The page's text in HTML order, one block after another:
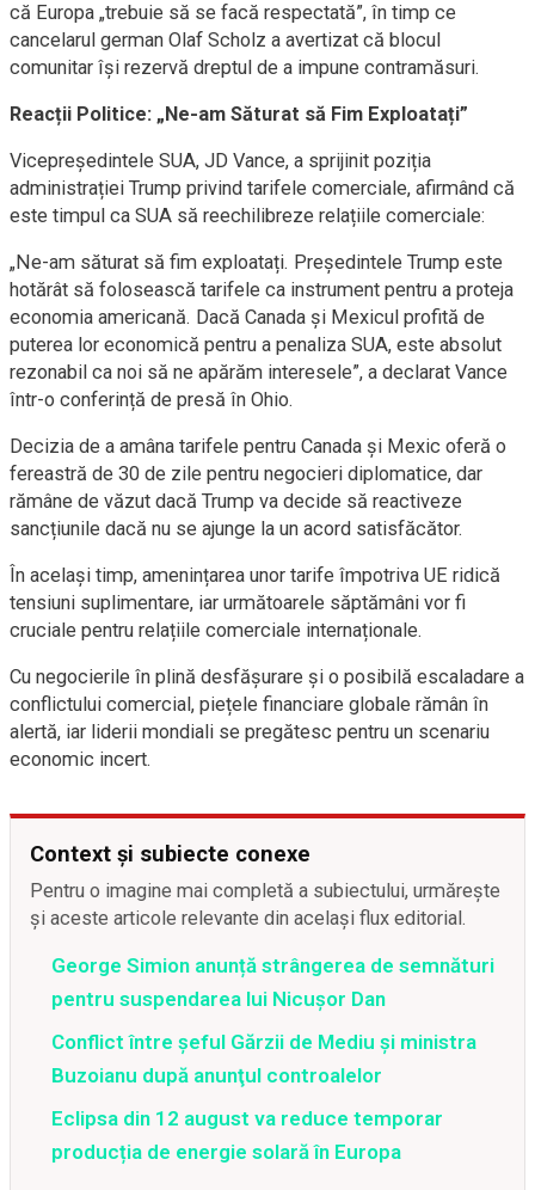
că Europa „trebuie să se facă respectată”, în timp ce
cancelarul german Olaf Scholz a avertizat că blocul
comunitar își rezervă dreptul de a impune contramăsuri.
Reacții Politice: „Ne-am Săturat să Fim Exploatați”
Vicepreședintele SUA, JD Vance, a sprijinit poziția
administrației Trump privind tarifele comerciale, afirmând că
este timpul ca SUA să reechilibreze relațiile comerciale:
„Ne-am săturat să fim exploatați. Președintele Trump este
hotărât să folosească tarifele ca instrument pentru a proteja
economia americană. Dacă Canada și Mexicul profită de
puterea lor economică pentru a penaliza SUA, este absolut
rezonabil ca noi să ne apărăm interesele”, a declarat Vance
într-o conferință de presă în Ohio.
Decizia de a amâna tarifele pentru Canada și Mexic oferă o
fereastră de 30 de zile pentru negocieri diplomatice, dar
rămâne de văzut dacă Trump va decide să reactiveze
sancțiunile dacă nu se ajunge la un acord satisfăcător.
În același timp, amenințarea unor tarife împotriva UE ridică
tensiuni suplimentare, iar următoarele săptămâni vor fi
cruciale pentru relațiile comerciale internaționale.
Cu negocierile în plină desfășurare și o posibilă escaladare a
conflictului comercial, piețele financiare globale rămân în
alertă, iar liderii mondiali se pregătesc pentru un scenariu
economic incert.
Context și subiecte conexe
Pentru o imagine mai completă a subiectului, urmărește
și aceste articole relevante din același flux editorial.
George Simion anunță strângerea de semnături
pentru suspendarea lui Nicușor Dan
Conflict între şeful Gărzii de Mediu şi ministra
Buzoianu după anunţul controalelor
Eclipsa din 12 august va reduce temporar
producția de energie solară în Europa